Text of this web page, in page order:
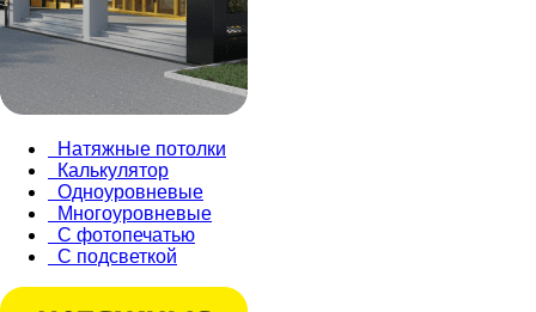
Натяжные потолки
Калькулятор
Одноуровневые
Многоуровневые
С фотопечатью
С подсветкой